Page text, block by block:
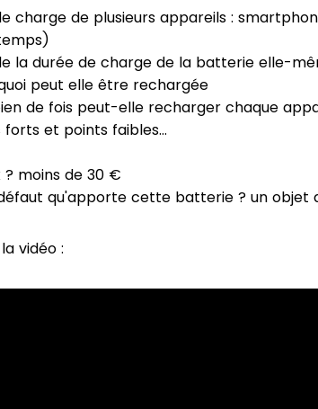
charge de plusieurs appareils :
la durée de charge de la batterie elle-
peut elle être rechargée
de fois peut-elle recharger chaque
et points faibles...
? moins de 30 €
qu'apporte cette batterie ? un objet
vidéo :